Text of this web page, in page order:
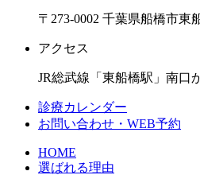
〒273-0002 千葉県船橋市東
アクセス
JR総武線「東船橋駅」南口
診療カレンダー
お問い合わせ・WEB予約
HOME
選ばれる理由